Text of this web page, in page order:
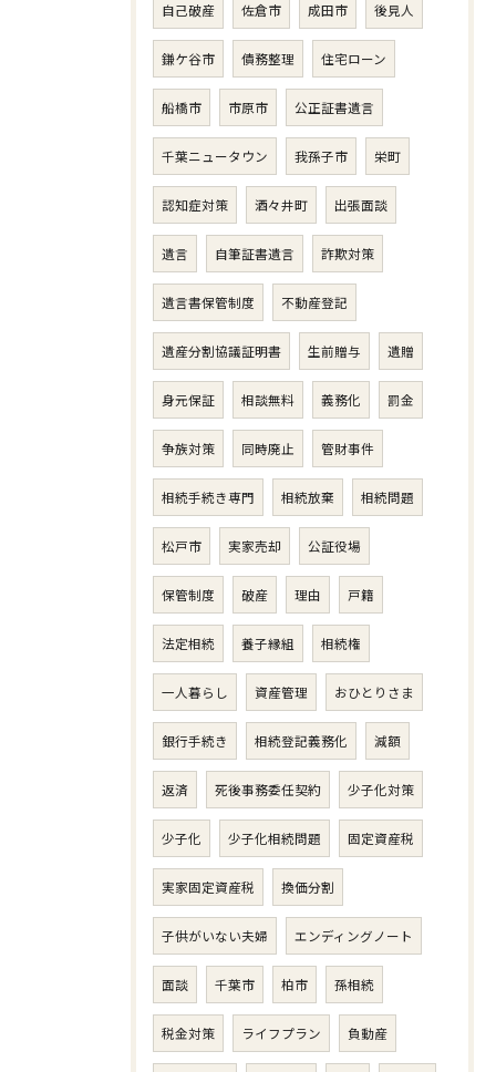
自己破産 佐倉市 成田市 後見人
鎌ケ谷市 債務整理 住宅ローン
船橋市 市原市 公正証書遺言
千葉ニュータウン 我孫子市 栄町
認知症対策 酒々井町 出張面談
遺言 自筆証書遺言 詐欺対策
遺言書保管制度 不動産登記
遺産分割協議証明書 生前贈与 遺贈
身元保証 相談無料 義務化 罰金
争族対策 同時廃止 管財事件
相続手続き専門 相続放棄 相続問題
松戸市 実家売却 公証役場
保管制度 破産 理由 戸籍
法定相続 養子縁組 相続権
一人暮らし 資産管理 おひとりさま
銀行手続き 相続登記義務化 減額
返済 死後事務委任契約 少子化対策
少子化 少子化相続問題 固定資産税
実家固定資産税 換価分割
子供がいない夫婦 エンディングノート
面談 千葉市 柏市 孫相続
税金対策 ライフプラン 負動産